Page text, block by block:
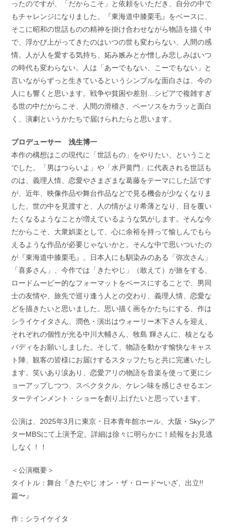
ったのですが、「だからこそ」と依頼をいただき、自分の中で
もチャレンジになりました。『東海道中膝栗毛』をベースに、
そこに昭和の世話ものの精神を掛け合わせながら物語を描く中
で、浮かび上がってきたのはいつの世も変わらない、人間の感
情。人が人を愛する気持ち、妬み嫉みとか憎しみ悲しみはいつ
の時代も変わらない。人は「あーでもない、こーでもない」と
言いながらずっと生きているというシンプルな面白さは、今の
人にも響くと思います。戦争や貧困や差別…シビアで複雑すぎ
る世の中だからこそ、人間の滑稽さ、ペーソスをカラッと面白
く、演劇というかたちで届けられたらと思います。
プロデューサー 浅生博一
本作の構想はこの現代に「世話もの」をやりたい、ということ
でした。「男はつらいよ」や「水戸黄門」に代表される世話も
のは、義理人情、恋愛やさまざまな葛藤をテーマにした話です
が、近年、映像作品や舞台作品などで見る機会が少なくなりま
した。世の中を見渡すと、人の情がより希薄となり、目を覆い
たくなるようなことが増えているような気がします。そんな今
だからこそ、大衆娯楽として、心に余裕を持って愉しんでもら
えるような作品が必要じゃないかと。そんな中で思いついたの
が『東海道中膝栗毛』。日本人にも馴染みのある「弥次さん」
「喜多さん」、今作では「きたやじ」（敢えて）が旅をする、
ロードムービー的なフォーマットをベースにすることで、男同
士の友情や、旅先で巡り逢う人との交わり、義理人情、恋愛な
どを描きたいと思いました。思い描く画をかたちにする、作は
シライケイタさん、潤色・演出はウォーリー木下さんを迎え、
それぞれの個性が光る中川大輔さん、牧島 輝さんに、核となる
バディをお願いしました。そして、物語を動かす愉快なキャス
ト陣、観客の皆様にお届けするスタッフたちと共に完遂いたし
ます。笑いあり涙あり、恋愛アリの物語を音楽を使って更にシ
ョーアップしつつ、スペクタクル、ケレン味を感じさせるエン
ターテインメント・ショーを創り上げたいと思っています。
公演は、2025年3月に東京・日本青年館ホール、大阪・Skyシア
ターMBSにて上演予定。詳細は徐々に明らかに！続報をお見逃
しなく！！
＜公演概要＞
タイトル：舞台『きたやじ オン・ザ・ロード〜いざ、出立!!
篇〜』
作：シライケイタ